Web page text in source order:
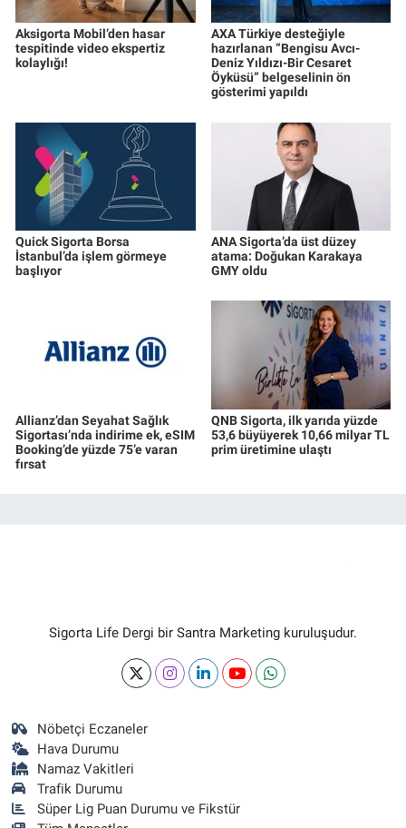
Aksigorta Mobil’den hasar
tespitinde video ekspertiz
kolaylığı!
AXA Türkiye desteğiyle
hazırlanan “Bengisu Avcı-
Deniz Yıldızı-Bir Cesaret
Öyküsü” belgeselinin ön
gösterimi yapıldı
Quick Sigorta Borsa
İstanbul’da işlem görmeye
başlıyor
ANA Sigorta’da üst düzey
atama: Doğukan Karakaya
GMY oldu
Allianz’dan Seyahat Sağlık
Sigortası’nda indirime ek, eSIM
Booking’de yüzde 75’e varan
fırsat
QNB Sigorta, ilk yarıda yüzde
53,6 büyüyerek 10,66 milyar TL
prim üretimine ulaştı
Sigorta Life Dergi bir Santra Marketing kuruluşudur.
Nöbetçi Eczaneler
Hava Durumu
Namaz Vakitleri
Trafik Durumu
Süper Lig Puan Durumu ve Fikstür